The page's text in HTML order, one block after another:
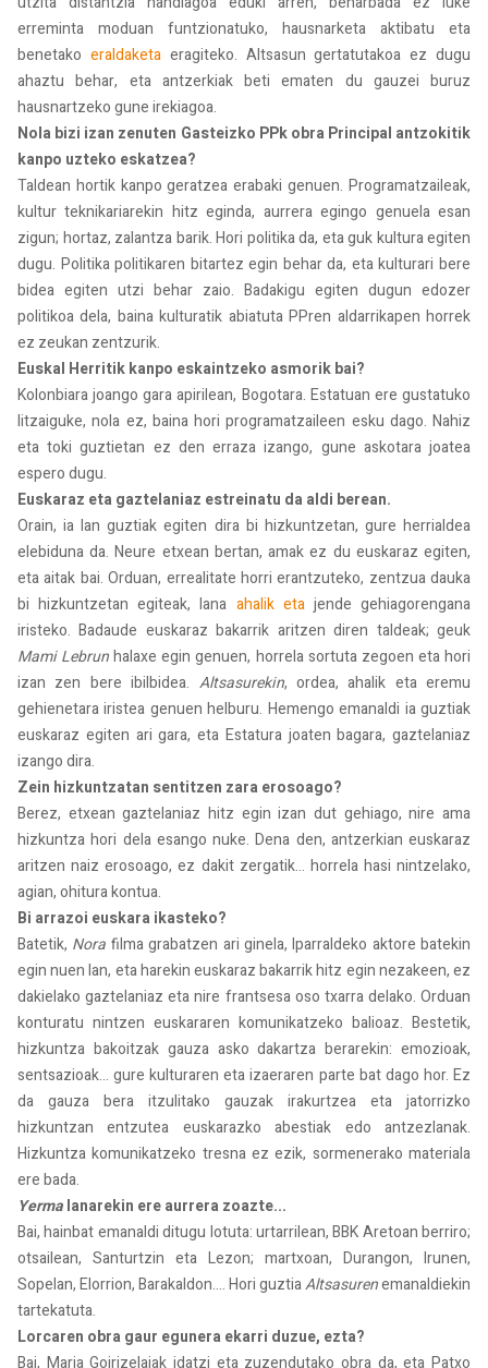
erreminta moduan funtzionatuko, hausnarketa aktibatu eta
benetako eraldaketaeragiteko. Altsasun gertatutakoa ez dugu
ahaztu behar, eta antzerkiak beti ematen du gauzei buruz
hausnartzeko gune irekiagoa.
Nola bizi izan zenuten Gasteizko PPk obra Principal antzokitik
kanpo uzteko eskatzea?
Taldean hortik kanpo geratzea erabaki genuen. Programatzaileak,
kultur teknikariarekin hitz eginda, aurrera egingo genuela esan
zigun; hortaz, zalantza barik. Hori politika da, eta guk kultura egiten
dugu. Politika politikaren bitartez egin behar da, eta kulturari bere
bidea egiten utzi behar zaio. Badakigu egiten dugun edozer
politikoa dela, baina kulturatik abiatuta PPren aldarrikapen horrek
ez zeukan zentzurik.
Euskal Herritik kanpo eskaintzeko asmorik bai?
Kolonbiara joango gara apirilean, Bogotara. Estatuan ere gustatuko
litzaiguke, nola ez, baina hori programatzaileen esku dago. Nahiz
eta toki guztietan ez den erraza izango, gune askotara joatea
espero dugu.
Euskaraz eta gaztelaniaz estreinatu da aldi berean.
Orain, ia lan guztiak egiten dira bi hizkuntzetan, gure herrialdea
elebiduna da. Neure etxean bertan, amak ez du euskaraz egiten,
eta aitak bai. Orduan, errealitate horri erantzuteko, zentzua dauka
bi hizkuntzetan egiteak, lana ahalik etajende gehiagorengana
iristeko. Badaude euskaraz bakarrik aritzen diren taldeak; geuk
Mami Lebrunhalaxe egin genuen, horrela sortuta zegoen eta hori
izan zen bere ibilbidea. Altsasurekin, ordea, ahalik eta eremu
gehienetara iristea genuen helburu. Hemengo emanaldi ia guztiak
euskaraz egiten ari gara, eta Estatura joaten bagara, gaztelaniaz
izango dira.
Zein hizkuntzatan sentitzen zara erosoago?
Berez, etxean gaztelaniaz hitz egin izan dut gehiago, nire ama
hizkuntza hori dela esango nuke. Dena den, antzerkian euskaraz
aritzen naiz erosoago, ez dakit zergatik... horrela hasi nintzelako,
agian, ohitura kontua.
Bi arrazoi euskara ikasteko?
Batetik, Nora filma grabatzen ari ginela, Iparraldeko aktore batekin
egin nuen lan, eta harekin euskaraz bakarrik hitz egin nezakeen, ez
dakielako gaztelaniaz eta nire frantsesa oso txarra delako. Orduan
konturatu nintzen euskararen komunikatzeko balioaz. Bestetik,
hizkuntza bakoitzak gauza asko dakartza berarekin: emozioak,
sentsazioak... gure kulturaren eta izaeraren parte bat dago hor. Ez
da gauza bera itzulitako gauzak irakurtzea eta jatorrizko
hizkuntzan entzutea euskarazko abestiak edo antzezlanak.
Hizkuntza komunikatzeko tresna ez ezik, sormenerako materiala
ere bada.
Yermalanarekin ere aurrera zoazte...
Bai, hainbat emanaldi ditugu lotuta: urtarrilean, BBK Aretoan berriro;
otsailean, Santurtzin eta Lezon; martxoan, Durangon, Irunen,
Sopelan, Elorrion, Barakaldon.... Hori guztiaAltsasurenemanaldiekin
tartekatuta.
Lorcaren obra gaur egunera ekarri duzue, ezta?